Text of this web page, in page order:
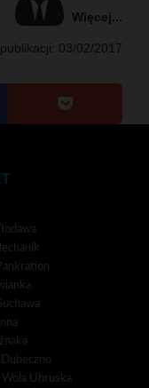
Więcej...
03/02/2017
Uhruska